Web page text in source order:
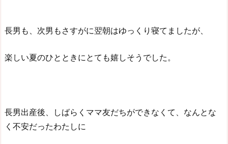
長男も、次男もさすがに翌朝はゆっくり寝てましたが、
楽しい夏のひとときにとても嬉しそうでした。
長男出産後、しばらくママ友だちができなくて、なんとな
く不安だったわたしに